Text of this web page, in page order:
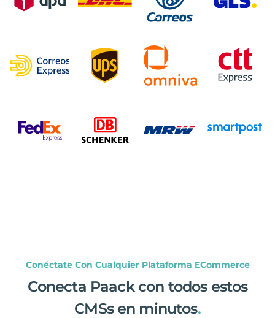
Conéctate Con Cualquier Plataforma ECommerce
Conecta Paack con todos estos
CMSs en minutos.